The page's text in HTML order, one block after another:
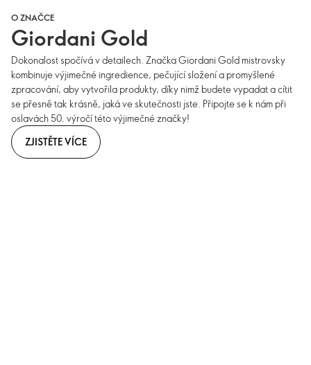
O ZNAČCE
Giordani Gold
Dokonalost spočívá v detailech. Značka Giordani Gold mistrovsky
kombinuje výjimečné ingredience, pečující složení a promyšlené
zpracování, aby vytvořila produkty, díky nimž budete vypadat a cítit
se přesně tak krásně, jaká ve skutečnosti jste. Připojte se k nám při
oslavách 50. výročí této výjimečné značky!
ZJISTĚTE VÍCE